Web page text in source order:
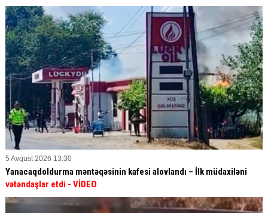
5 Avqust 2026 13:30
Yanacaqdoldurma məntəqəsinin kafesi alovlandı – İlk müdaxiləni
vətəndaşlar etdi - VİDEO